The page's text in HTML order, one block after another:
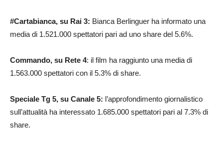
#Cartabianca, su Rai 3: Bianca Berlinguer ha informato una
media di 1.521.000 spettatori pari ad uno share del 5.6%.
Commando, su Rete 4: il film ha raggiunto una media di
1.563.000 spettatori con il 5.3% di share.
Speciale Tg 5, su Canale 5: l’approfondimento giornalistico
sull’attualità ha interessato 1.685.000 spettatori pari al 7.3% di
share.